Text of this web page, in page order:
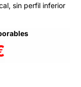
sin perfil inferior